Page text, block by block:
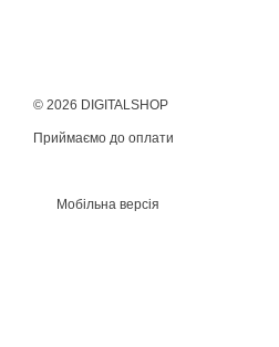
© 2026 DIGITALSHOP
Приймаємо до оплати
Мобільна версія